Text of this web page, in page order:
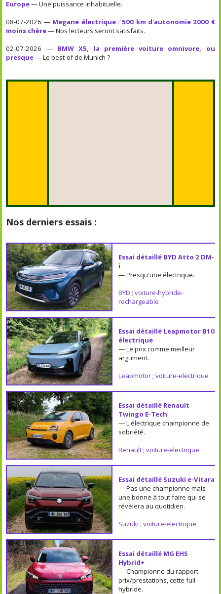
Europe— Une puissance inhabituelle.
08-07-2026 — Megane électrique : 500 km d'autonomie 2000 €
moins chère— Nos lecteurs seront satisfaits.
02-07-2026 — BMW X5, la première voiture omnivore, ou
presque— Le best-of de Munich ?
Nos derniers essais :
Essai détaillé BYD Atto 2 DM-
i
— Presqu'une électrique.
BYD ; voiture-hybride-
rechargeable
Essai détaillé Leapmotor B10
électrique
— Le prix comme meilleur
argument.
Leapmotor; voiture-electrique
Essai détaillé Renault
Twingo E-Tech
— L'électrique championne de
sobriété.
Renault; voiture-electrique
Essai détaillé Suzuki e-Vitara
— Pas une championne mais
une bonne à tout faire qui se
révèlera au quotidien.
Suzuki ; voiture-electrique
Essai détaillé MG EHS
Hybrid+
— Championne du rapport
prix/prestations, cette full-
hybride.